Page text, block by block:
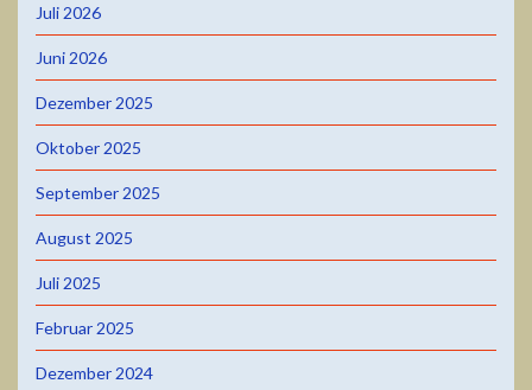
Juli 2026
Juni 2026
Dezember 2025
Oktober 2025
September 2025
August 2025
Juli 2025
Februar 2025
Dezember 2024